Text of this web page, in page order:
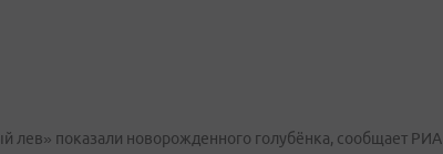
лев» показали новорожденного голубёнка, сообщает